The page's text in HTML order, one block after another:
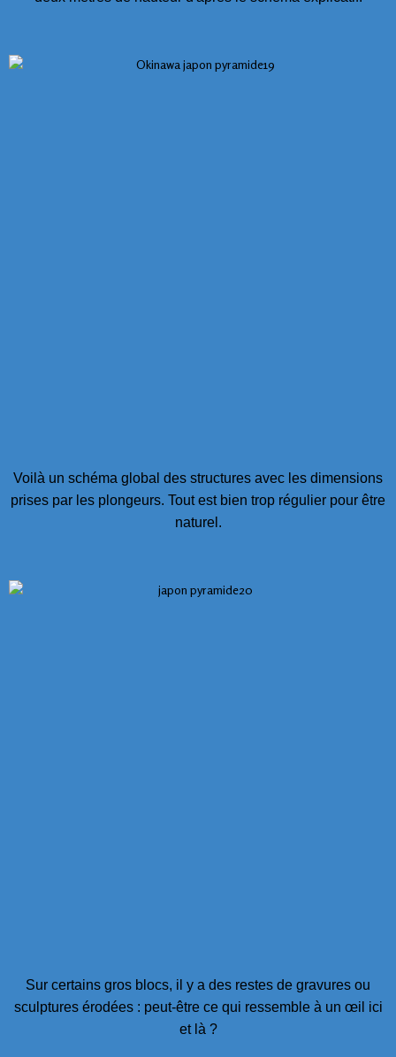
Voilà un schéma global des structures avec les dimensions
prises par les plongeurs. Tout est bien trop régulier pour être
naturel.
Sur certains gros blocs, il y a des restes de gravures ou
sculptures érodées : peut-être ce qui ressemble à un œil ici
et là ?